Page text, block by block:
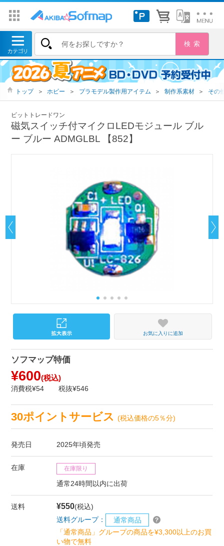
トップ ＞ ホビー ＞ プラモデル製作用アイテム ＞ 制作系素材 ＞ その
ビットトレードワン
磁気スイッチ付マイクロLEDモジュール ブル
ー ブルー ADMGLBL 【852】
お気に入りに追加
ソフマップ特価
¥600(税込)
消費税¥54 税抜¥546
30ポイントサービス(税込価格の5％分)
発売日 2025年頃発売
在庫 在庫限り
通常24時間以内に出荷
送料 ¥550(税込)
送料グループ：
通常商品
「通常商品」グループの商品を¥3,300以上のお買
い物で無料